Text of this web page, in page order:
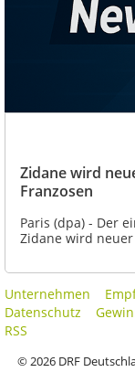
Zidane wird
Franzosen
Paris (dpa) - Der
Zidane wird
Unternehmen
Datenschutz
RSS
© 2026 DRF